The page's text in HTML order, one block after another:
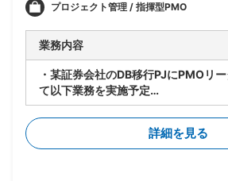
プロジェクト管理 / 指揮型PMO
業務内容
・某証券会社のDB移行PJにPMOリ
て以下業務を実施予定
-SAP ASE→DB2マイグレーション
情報収集
-開発BP社の進捗状況/障害解消状況/
合的な管理
-製造/単体/結合/総合テスト(3パラ
詳細を見る